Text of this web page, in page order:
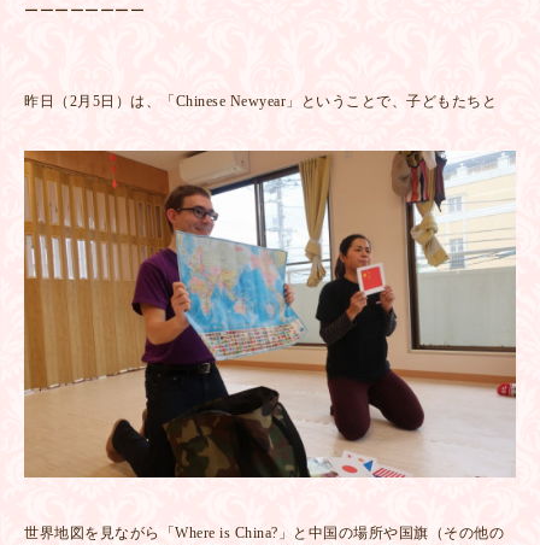
ーーーーーーーー
昨日（2月5日）は、「Chinese Newyear」ということで、子どもたちと
世界地図を見ながら「Where is China?」と中国の場所や国旗（その他の